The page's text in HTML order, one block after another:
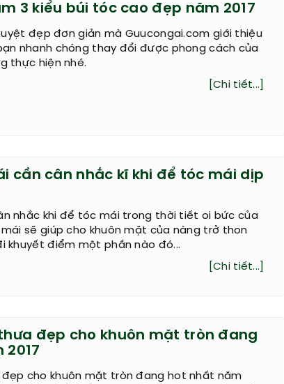
3 kiểu búi tóc cao đẹp năm 2017
đẹp đơn giản mà Guucongai.com giới thiệu
nhanh chóng thay đổi được phong cách của
thực hiện nhé.
[Chi tiết...]
cần cân nhắc kĩ khi để tóc mái dịp
nhắc khi để tóc mái trong thời tiết oi bức của
mái sẽ giúp cho khuôn mặt của nàng trở thon
khuyết điểm một phần nào đó...
[Chi tiết...]
đẹp cho khuôn mặt tròn đang
2017
cho khuôn mặt tròn đang hot nhất năm